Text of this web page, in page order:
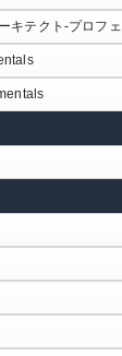
ト-プロフェッショナル